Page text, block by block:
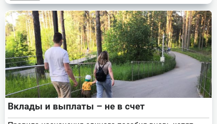
Вклады и выплаты – не в счет